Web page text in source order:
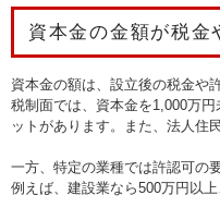
資本金の金額が税金
資本金の額は、設立後の税金や
税制面では、資本金を1,000万
ットがあります。また、法人住
一方、特定の業種では許認可の
例えば、建設業なら500万円以